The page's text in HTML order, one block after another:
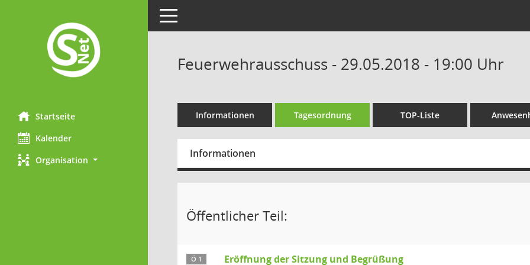
Startseite
Kalender
Organisation
Toggle navigation
Feuerwehrausschuss - 29.05.2018 - 19:00 Uhr
Informationen Tagesordnung TOP-Liste
Informationen
Öffentlicher Teil:
Ö 1 Eröffnung der Sitzung und Begrüßung